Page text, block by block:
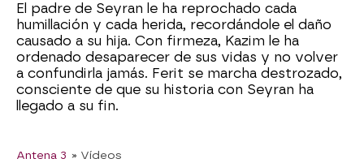
El padre de Seyran le ha reprochado cada
humillación y cada herida, recordándole el daño
causado a su hija. Con firmeza, Kazim le ha
ordenado desaparecer de sus vidas y no volver
a confundirla jamás. Ferit se marcha destrozado,
consciente de que su historia con Seyran ha
llegado a su fin.
Antena 3 » Vídeos